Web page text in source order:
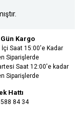
Gün Kargo
İçi Saat 15:00'e Kadar
Siparişlerde
Saat 12:00'e kadar
Siparişlerde
Hattı
84 34